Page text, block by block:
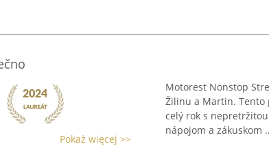
Pokaż więcej >>
Motorest Nonstop
Žilinu a Martin. Tento
celý rok s
nápojom a zákuskom